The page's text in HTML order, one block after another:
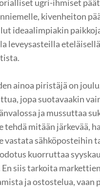
ugri-ihmiset
kivenheiton
ideaalimpiakin
leveysasteilla
ainoa piristäjä on
jopa suotavaakin
ja mussuttaa
tehdä mitään järkevää,
vastata sähköposteihin
kuorruttaa
En siis tarkoita
ja ostostelua, vaan